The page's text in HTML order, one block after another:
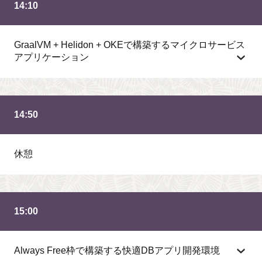
14:10
GraalVM + Helidon + OKEで構築するマイクロサービス
アプリケーション
14:50
休憩
15:00
Always Free枠で構築する快適DBアプリ開発環境